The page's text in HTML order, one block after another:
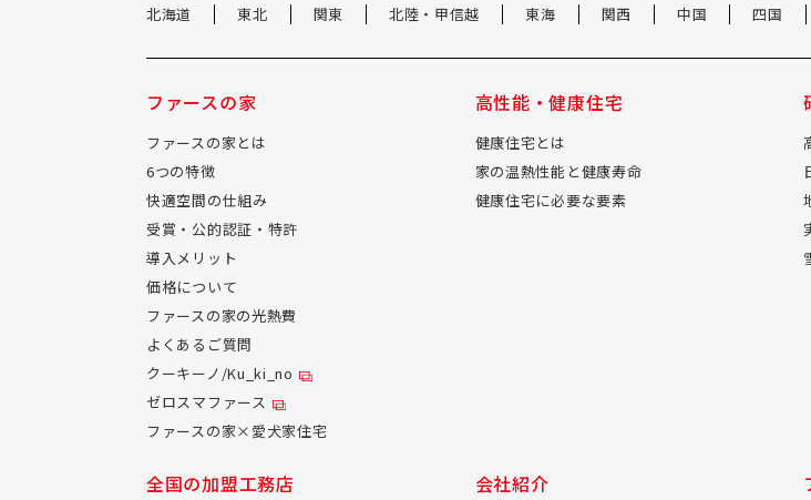
北海道 東北 関東 北陸・甲信越 東海 関西 中国 四国
ファースの家
ファースの家とは
6つの特徴
快適空間の仕組み
受賞・公的認証・特許
導入メリット
価格について
ファースの家の光熱費
よくあるご質問
クーキーノ/Ku_ki_no
ゼロスマファース
ファースの家×愛犬家住宅
高性能・健康住宅
健康住宅とは
家の温熱性能と健康寿命
健康住宅に必要な要素
全国の加盟工務店 会社紹介